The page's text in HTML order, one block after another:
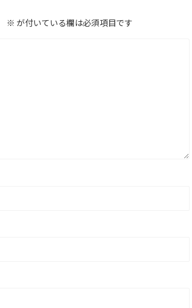
※ が付いている欄は必須項目です